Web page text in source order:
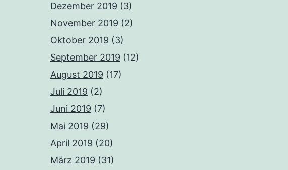
Dezember 2019 (3)
November 2019 (2)
Oktober 2019 (3)
September 2019 (12)
August 2019 (17)
Juli 2019 (2)
Juni 2019 (7)
Mai 2019 (29)
April 2019 (20)
März 2019 (31)